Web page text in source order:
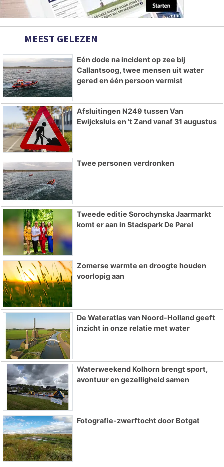
MEEST GELEZEN
Eén dode na incident op zee bij
Callantsoog, twee mensen uit water
gered en één persoon vermist
Afsluitingen N249 tussen Van
Ewijcksluis en ’t Zand vanaf 31 augustus
Twee personen verdronken
Tweede editie Sorochynska Jaarmarkt
komt er aan in Stadspark De Parel
Zomerse warmte en droogte houden
voorlopig aan
De Wateratlas van Noord-Holland geeft
inzicht in onze relatie met water
Waterweekend Kolhorn brengt sport,
avontuur en gezelligheid samen
Fotografie-zwerftocht door Botgat